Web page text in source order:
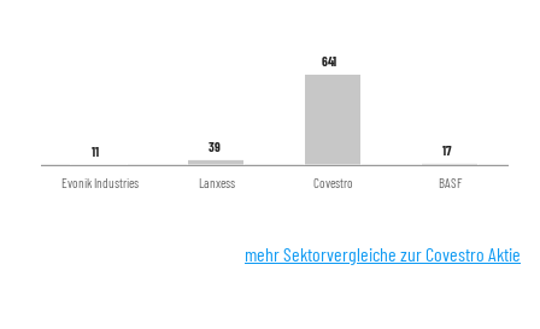
11
11 39
39
641
641
17
17
Evonik Industries Lanxess Covestro BASF
mehr Sektorvergleiche zur Covestro Aktie